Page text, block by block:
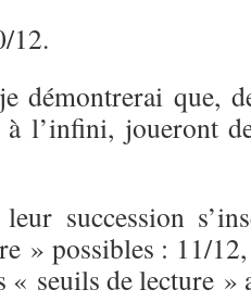
12.
démontrerai que,
à l’infini, joueront
succession
» possibles : 11/
« seuils de lecture »